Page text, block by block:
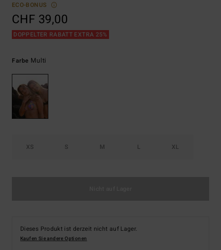
ECO-BONUS
CHF 39,00
DOPPELTER RABATT EXTRA 25%
Farbe Multi
XS S M L XL
Dieses Produkt ist derzeit nicht auf Lager.
Kaufen Sie andere Optionen